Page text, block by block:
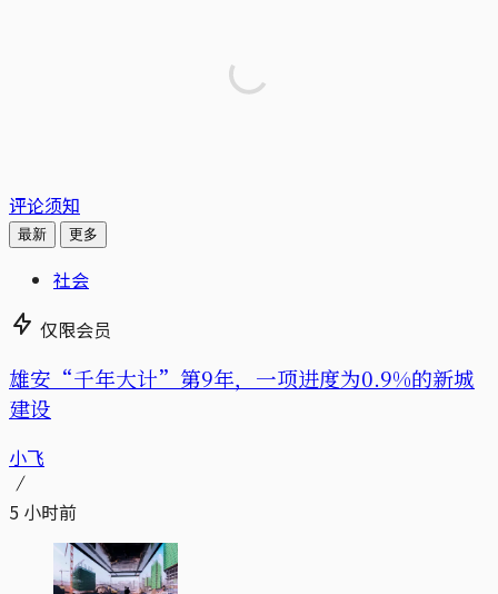
评论须知
最新 更多
社会
仅限会员
雄安“千年大计”第9年，一项进度为0.9%的新城
建设
小飞
5 小时前